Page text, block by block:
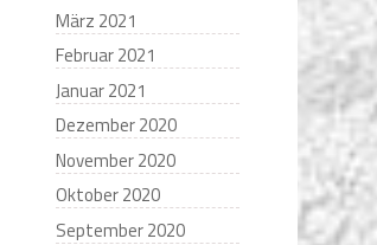
März 2021
Februar 2021
Januar 2021
Dezember 2020
November 2020
Oktober 2020
September 2020